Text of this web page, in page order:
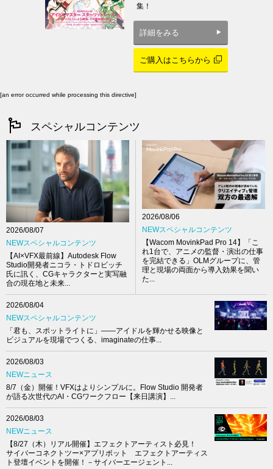
集！
詳細をみる
ご購入はこちらから
[an error occurred while processing this directive]
スペシャルコンテンツ
2026/08/07
NEWスペシャルコンテンツ
【AI×VFX最前線】Autodesk Flow
Studio開発者ニコラ・トドロビッチ
氏に訊く、CGキャラクターと実写融
合の現在地と未来...
2026/08/06
NEWスペシャルコンテンツ
【Wacom MovinkPad Pro 14】「こ
れ1台で、アニメの監督・演出の仕事
を完結できる」OLMグループに、管
理と現場の両面から導入効果を聞い
た...
2026/08/04
NEWスペシャルコンテンツ
「君も、スポットライトに」――アイドルを輝かせる映像と
ビジュアルを現場でつくる、imaginateの仕事...
2026/08/03
NEWニュース
8/7（金）開催！VFXはよりシンプルに。Flow Studio 開発者
が語る次世代のAI・CGワークフロー【来日講演】...
2026/08/03
NEWニュース
【8/27（木）リアル開催】エフェクトアーティスト必見！
サイバーコネクトツー×アプリボット エフェクトアーティス
ト登壇イベントを開催！－サイバーエージェント...